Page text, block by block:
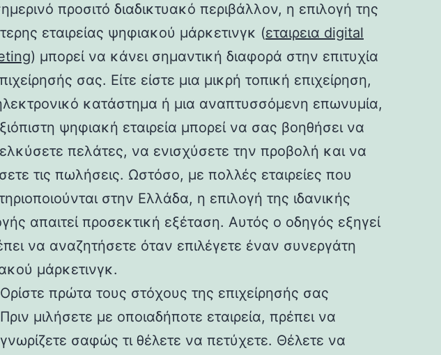
προσιτό διαδικτυακό περιβάλλον, η επιλογή της
εταιρείας ψηφιακού μάρκετινγκ (εταιρεια digital
) μπορεί να κάνει σημαντική διαφορά στην επιτυχία
σας. Είτε είστε μια μικρή τοπική επιχείρηση,
κατάστημα ή μια αναπτυσσόμενη επωνυμία,
ψηφιακή εταιρεία μπορεί να σας βοηθήσει να
πελάτες, να ενισχύσετε την προβολή και να
τις πωλήσεις. Ωστόσο, με πολλές εταιρείες που
στην Ελλάδα, η επιλογή της ιδανικής
απαιτεί προσεκτική εξέταση. Αυτός ο οδηγός εξηγεί
να αναζητήσετε όταν επιλέγετε έναν συνεργάτη
μάρκετινγκ.
Ορίστε πρώτα τους στόχους της επιχείρησής σας
Πριν μιλήσετε με οποιαδήποτε εταιρεία, πρέπει να
γνωρίζετε σαφώς τι θέλετε να πετύχετε. Θέλετε να